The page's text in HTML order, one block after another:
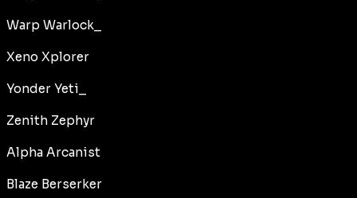
Warp Warlock_
Xeno Xplorer
Yonder Yeti_
Zenith Zephyr
Alpha Arcanist
Blaze Berserker